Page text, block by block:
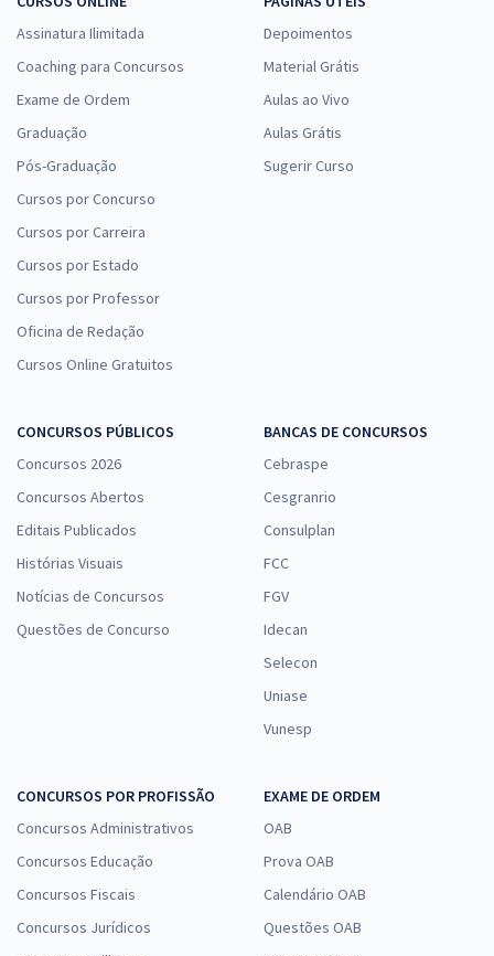
Assinatura Ilimitada
Coaching para Concursos
Exame de Ordem
Graduação
Pós-Graduação
Cursos por Concurso
Cursos por Carreira
Cursos por Estado
Cursos por Professor
Oficina de Redação
Cursos Online Gratuitos
Depoimentos
Material Grátis
Aulas ao Vivo
Aulas Grátis
Sugerir Curso
CONCURSOS PÚBLICOS
Concursos 2026
Concursos Abertos
Editais Publicados
Histórias Visuais
Notícias de Concursos
Questões de Concurso
BANCAS DE CONCURSOS
Cebraspe
Cesgranrio
Consulplan
FCC
FGV
Idecan
Selecon
Uniase
Vunesp
CONCURSOS POR PROFISSÃO
Concursos Administrativos
Concursos Educação
Concursos Fiscais
Concursos Jurídicos
EXAME DE ORDEM
OAB
Prova OAB
Calendário OAB
Questões OAB